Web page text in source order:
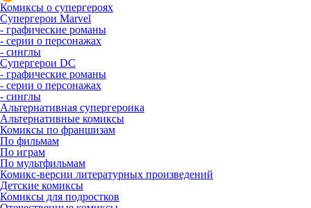
Комиксы о супергероях
Супергерои Marvel
- графические романы
- серии о персонажах
- синглы
Супергерои DC
- графические романы
- серии о персонажах
- синглы
Альтернативная супергероика
Альтернативные комиксы
Комиксы по франшизам
По фильмам
По играм
По мультфильмам
Комикс-версии литературных произведений
Детские комиксы
Комиксы для подростков